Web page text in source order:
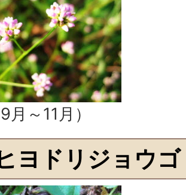
～11月）
ヨドリジョウ